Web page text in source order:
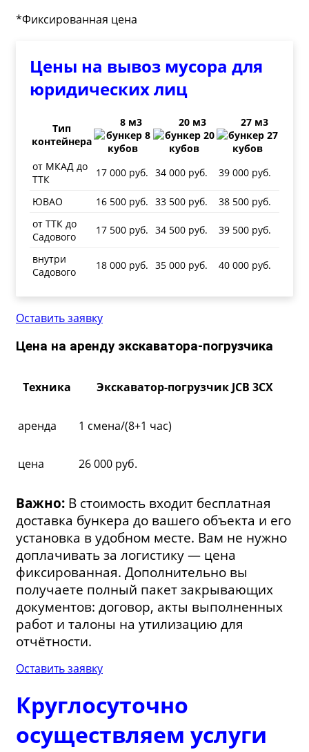
*Фиксированная цена
Цены на вывоз мусора для
юридических лиц
Тип
контейнера
8 м3 20 м3 27 м3
от МКАД до
ТТК
17 000 руб. 34 000 руб. 39 000 руб.
ЮВАО 16 500 руб. 33 500 руб.
38 500 руб.
от ТТК до
Садового
17 500 руб. 34 500 руб. 39 500 руб.
внутри
Садового
18 000 руб. 35 000 руб. 40 000 руб.
Оставить заявку
Цена на аренду экскаватора-погрузчика
Техника Экскаватор-погрузчик JCB 3CX
аренда 1 смена/(8+1 час)
цена 26 000 руб.
Важно: В стоимость входит бесплатная
доставка бункера до вашего объекта и его
установка в удобном месте. Вам не нужно
доплачивать за логистику — цена
фиксированная. Дополнительно вы
получаете полный пакет закрывающих
документов: договор, акты выполненных
работ и талоны на утилизацию для
отчётности.
Оставить заявку
Круглосуточно
осуществляем услуги